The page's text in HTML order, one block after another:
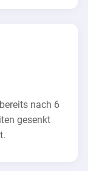
nach 6
gesenkt